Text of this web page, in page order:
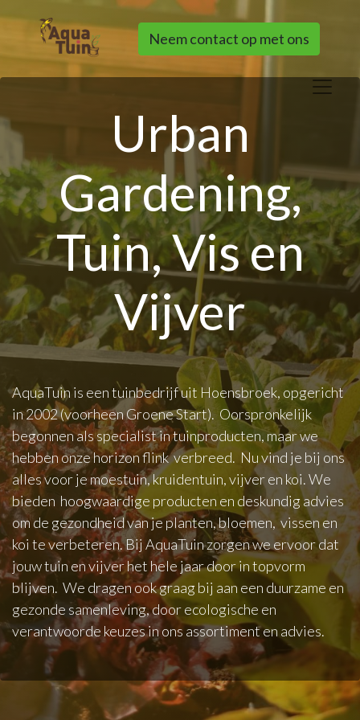
Neem contact op met ons
Urban
Gardening,
Tuin, Vis en
Vijver
AquaTuin is een tuinbedrijf uit Hoensbroek, opgericht
in 2002 (voorheen Groene Start). Oorspronkelijk
begonnen als specialist in tuinproducten, maar we
hebben onze horizon flink verbreed. Nu vind je bij ons
alles voor je moestuin, kruidentuin, vijver en koi. We
bieden hoogwaardige producten en deskundig advies
om de gezondheid van je planten, bloemen, vissen en
koi te verbeteren. Bij AquaTuin zorgen we ervoor dat
jouw tuin en vijver het hele jaar door in topvorm
blijven. We dragen ook graag bij aan een duurzame en
gezonde samenleving, door ecologische en
verantwoorde keuzes in ons assortiment en advies.